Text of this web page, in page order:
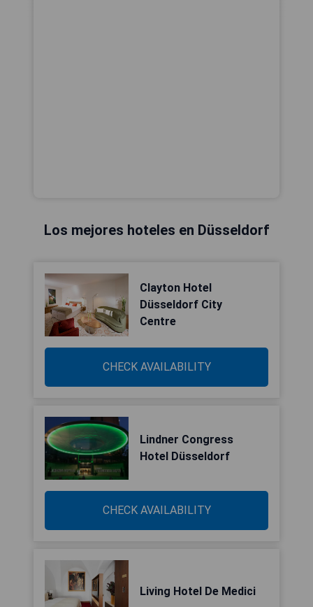
Los mejores hoteles en Düsseldorf
Clayton Hotel
Düsseldorf City
Centre
CHECK AVAILABILITY
Lindner Congress
Hotel Düsseldorf
CHECK AVAILABILITY
Living Hotel De Medici